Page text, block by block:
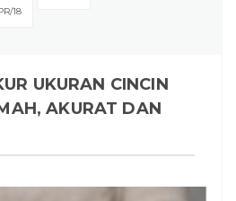
18
UKURAN CINCIN
AKURAT DAN